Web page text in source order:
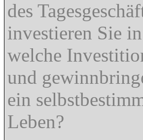
des
investieren Sie
welche
und
ein
Leben?